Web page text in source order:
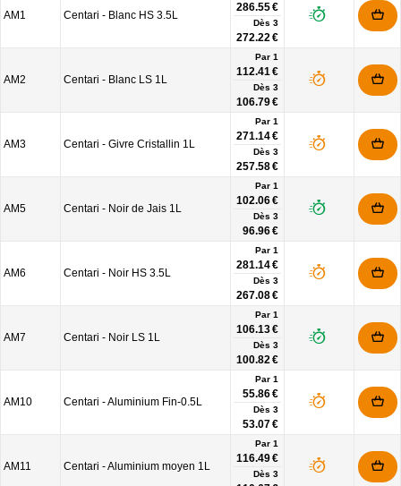
AM1 Centari - Blanc HS 3.5L
286.55 €
Dès 3
272.22 €
AM2 Centari - Blanc LS 1L
Par 1
112.41 €
Dès 3
106.79 €
AM3 Centari - Givre Cristallin 1L
Par 1
271.14 €
Dès 3
257.58 €
AM5 Centari - Noir de Jais 1L
Par 1
102.06 €
Dès 3
96.96 €
AM6 Centari - Noir HS 3.5L
Par 1
281.14 €
Dès 3
267.08 €
AM7 Centari - Noir LS 1L
Par 1
106.13 €
Dès 3
100.82 €
AM10 Centari - Aluminium Fin-0.5L
Par 1
55.86 €
Dès 3
53.07 €
AM11 Centari - Aluminium moyen 1L
Par 1
116.49 €
Dès 3